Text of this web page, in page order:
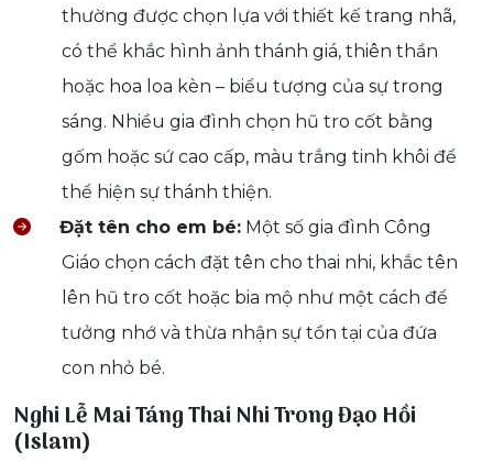
thường được chọn lựa với thiết kế trang nhã,
có thể khắc hình ảnh thánh giá, thiên thần
hoặc hoa loa kèn – biểu tượng của sự trong
sáng. Nhiều gia đình chọn hũ tro cốt bằng
gốm hoặc sứ cao cấp, màu trắng tinh khôi để
thể hiện sự thánh thiện.
Đặt tên cho em bé: Một số gia đình Công
Giáo chọn cách đặt tên cho thai nhi, khắc tên
lên hũ tro cốt hoặc bia mộ như một cách để
tưởng nhớ và thừa nhận sự tồn tại của đứa
con nhỏ bé.
Nghi Lễ Mai Táng Thai Nhi Trong Đạo Hồi
(Islam)